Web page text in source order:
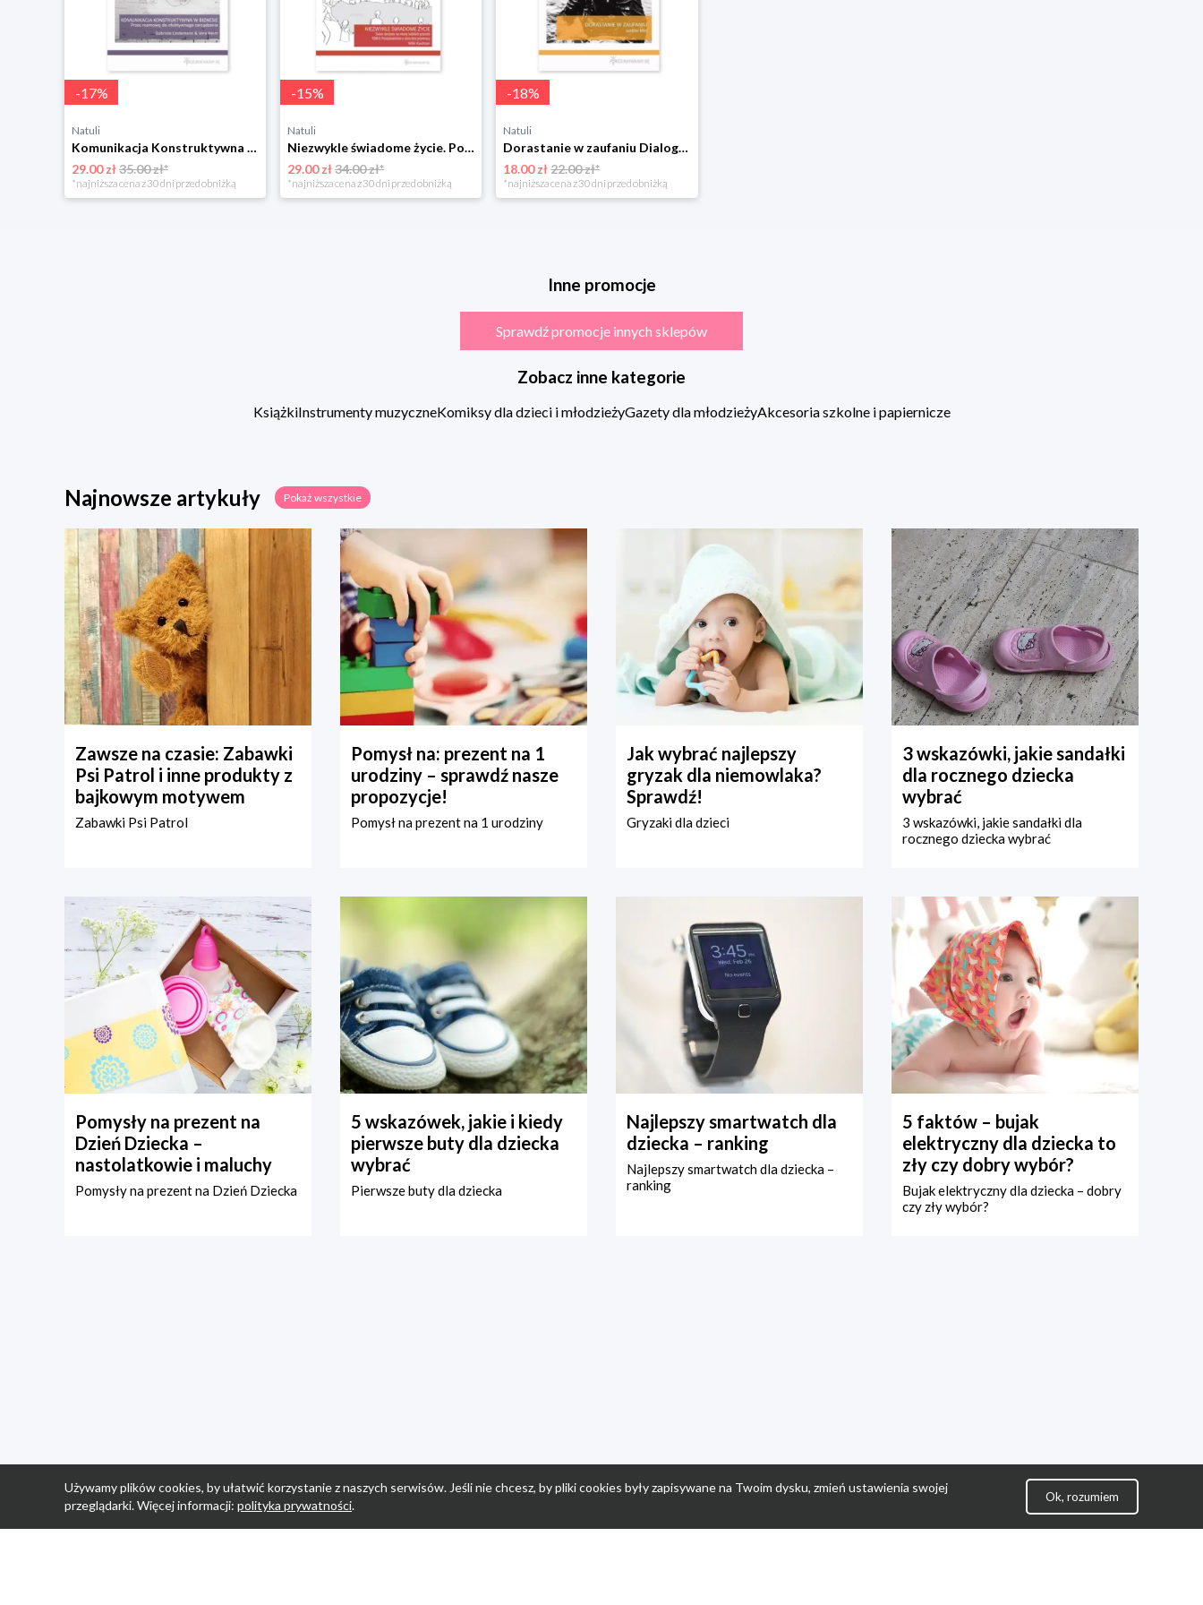
-17%
Natuli
Komunikacja Konstruktywna w biznesie Dialogue unlimited
29.00 zł35.00 zł*
*najniższa cena z 30 dni przed obniżką
-15%
Natuli
Niezwykle świadome życie. Postanowienie o życiu bez przemocy. Tom II Dialogue unlimited
29.00 zł34.00 zł*
*najniższa cena z 30 dni przed obniżką
-18%
Natuli
Dorastanie w zaufaniu Dialogue unlimited
18.00 zł22.00 zł*
*najniższa cena z 30 dni przed obniżką
Inne promocje
Sprawdź promocje innych sklepów
Zobacz inne kategorie
KsiążkiInstrumenty muzyczneKomiksy dla dzieci i młodzieżyGazety dla młodzieżyAkcesoria szkolne i papiernicze
Najnowsze artykuły Pokaż wszystkie
Zawsze na czasie: Zabawki
Psi Patrol i inne produkty z
bajkowym motywem
Zabawki Psi Patrol
Pomysł na: prezent na 1
urodziny – sprawdź nasze
propozycje!
Pomysł na prezent na 1 urodziny
Jak wybrać najlepszy
gryzak dla niemowlaka?
Sprawdź!
Gryzaki dla dzieci
3 wskazówki, jakie sandałki
dla rocznego dziecka
wybrać
3 wskazówki, jakie sandałki dla
rocznego dziecka wybrać
Pomysły na prezent na
Dzień Dziecka –
nastolatkowie i maluchy
Pomysły na prezent na Dzień Dziecka
5 wskazówek, jakie i kiedy
pierwsze buty dla dziecka
wybrać
Pierwsze buty dla dziecka
Najlepszy smartwatch dla
dziecka – ranking
Najlepszy smartwatch dla dziecka –
ranking
5 faktów – bujak
elektryczny dla dziecka to
zły czy dobry wybór?
Bujak elektryczny dla dziecka – dobry
czy zły wybór?
Używamy plików cookies, by ułatwić korzystanie z naszych serwisów. Jeśli nie chcesz, by pliki cookies były zapisywane na Twoim dysku, zmień ustawienia swojej
przeglądarki. Więcej informacji: polityka prywatności.
Ok, rozumiem